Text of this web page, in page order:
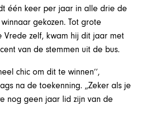
één keer per jaar in alle drie de
gekozen. Tot grote
Vrede zelf, kwam hij dit jaar met
van de stemmen uit de bus.
chic om dit te winnen’’,
na de toekenning. „Zeker als je
nog geen jaar lid zijn van de